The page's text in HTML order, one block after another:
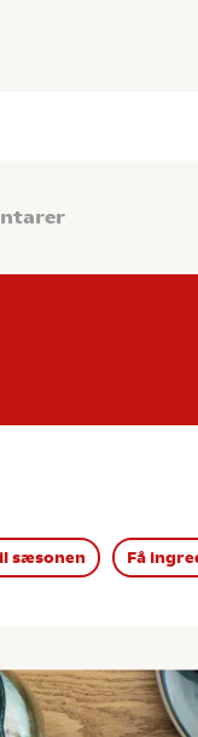
sæsonen Få